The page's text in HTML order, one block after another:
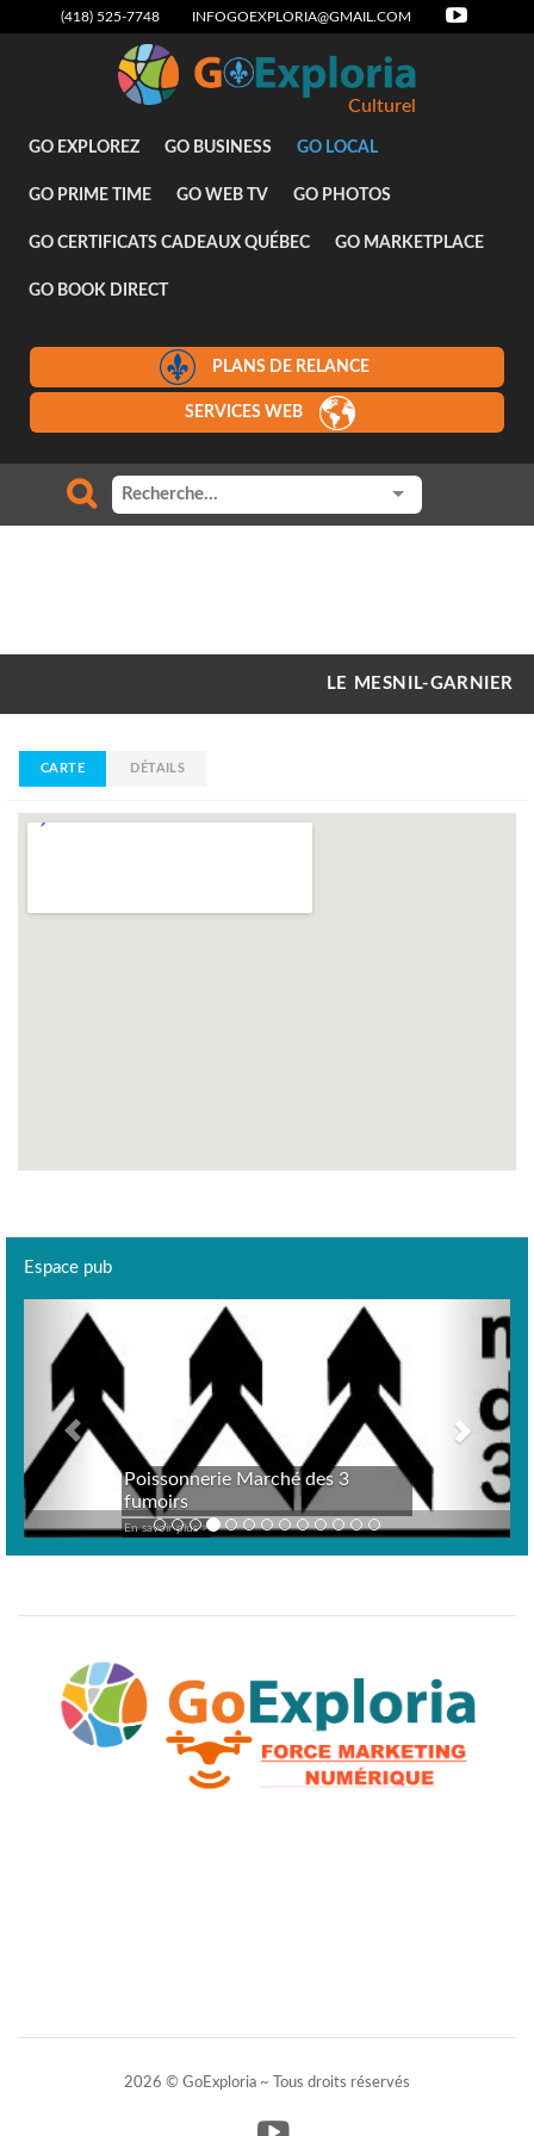
(418) 525-7748 INFOGOEXPLORIA@GMAIL.COM
Culturel
GO EXPLOREZ GO BUSINESS GO LOCAL
GO PRIME TIME GO WEB TV GO PHOTOS
GO CERTIFICATS CADEAUX QUÉBEC GO MARKETPLACE
GO BOOK DIRECT
PLANS DE RELANCE
SERVICES WEB
LE MESNIL-GARNIER
CARTE DÉTAILS
Espace pub
Poissonnerie Marché des 3
fumoirs
En savoir plus >
Previous
2026 © GoExploria ~ Tous droits réservés